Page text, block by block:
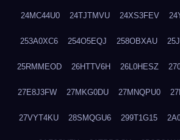
24MC44U0 24TJTMVU 24XS3FEV
253A0XC6 254O5EQJ 258OBXAU
25RMMEOD 26HTTV6H 26L0HESZ
27E8J3FW 27MKG0DU 27MNQPU0
27VYT4KU 28SMQGU6 299T1G15